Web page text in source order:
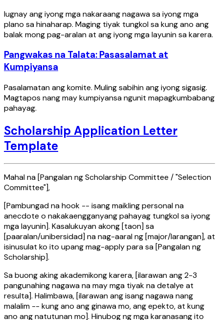
Iugnay ang iyong mga nakaraang nagawa sa iyong mga
plano sa hinaharap. Maging tiyak tungkol sa kung ano ang
balak mong pag-aralan at ang iyong mga layunin sa karera.
Pangwakas na Talata: Pasasalamat at
Kumpiyansa
Pasalamatan ang komite. Muling sabihin ang iyong sigasig.
Magtapos nang may kumpiyansa ngunit mapagkumbabang
pahayag.
Scholarship Application Letter
Template
Mahal na [Pangalan ng Scholarship Committee / "Selection
Committee"],
[Pambungad na hook -- isang maikling personal na
anecdote o nakakaengganyang pahayag tungkol sa iyong
mga layunin]. Kasalukuyan akong [taon] sa
[paaralan/unibersidad] na nag-aaral ng [major/larangan], at
isinusulat ko ito upang mag-apply para sa [Pangalan ng
Scholarship].
Sa buong aking akademikong karera, [ilarawan ang 2-3
pangunahing nagawa na may mga tiyak na detalye at
resulta]. Halimbawa, [ilarawan ang isang nagawa nang
malalim -- kung ano ang ginawa mo, ang epekto, at kung
ano ang natutunan mo]. Hinubog ng mga karanasang ito